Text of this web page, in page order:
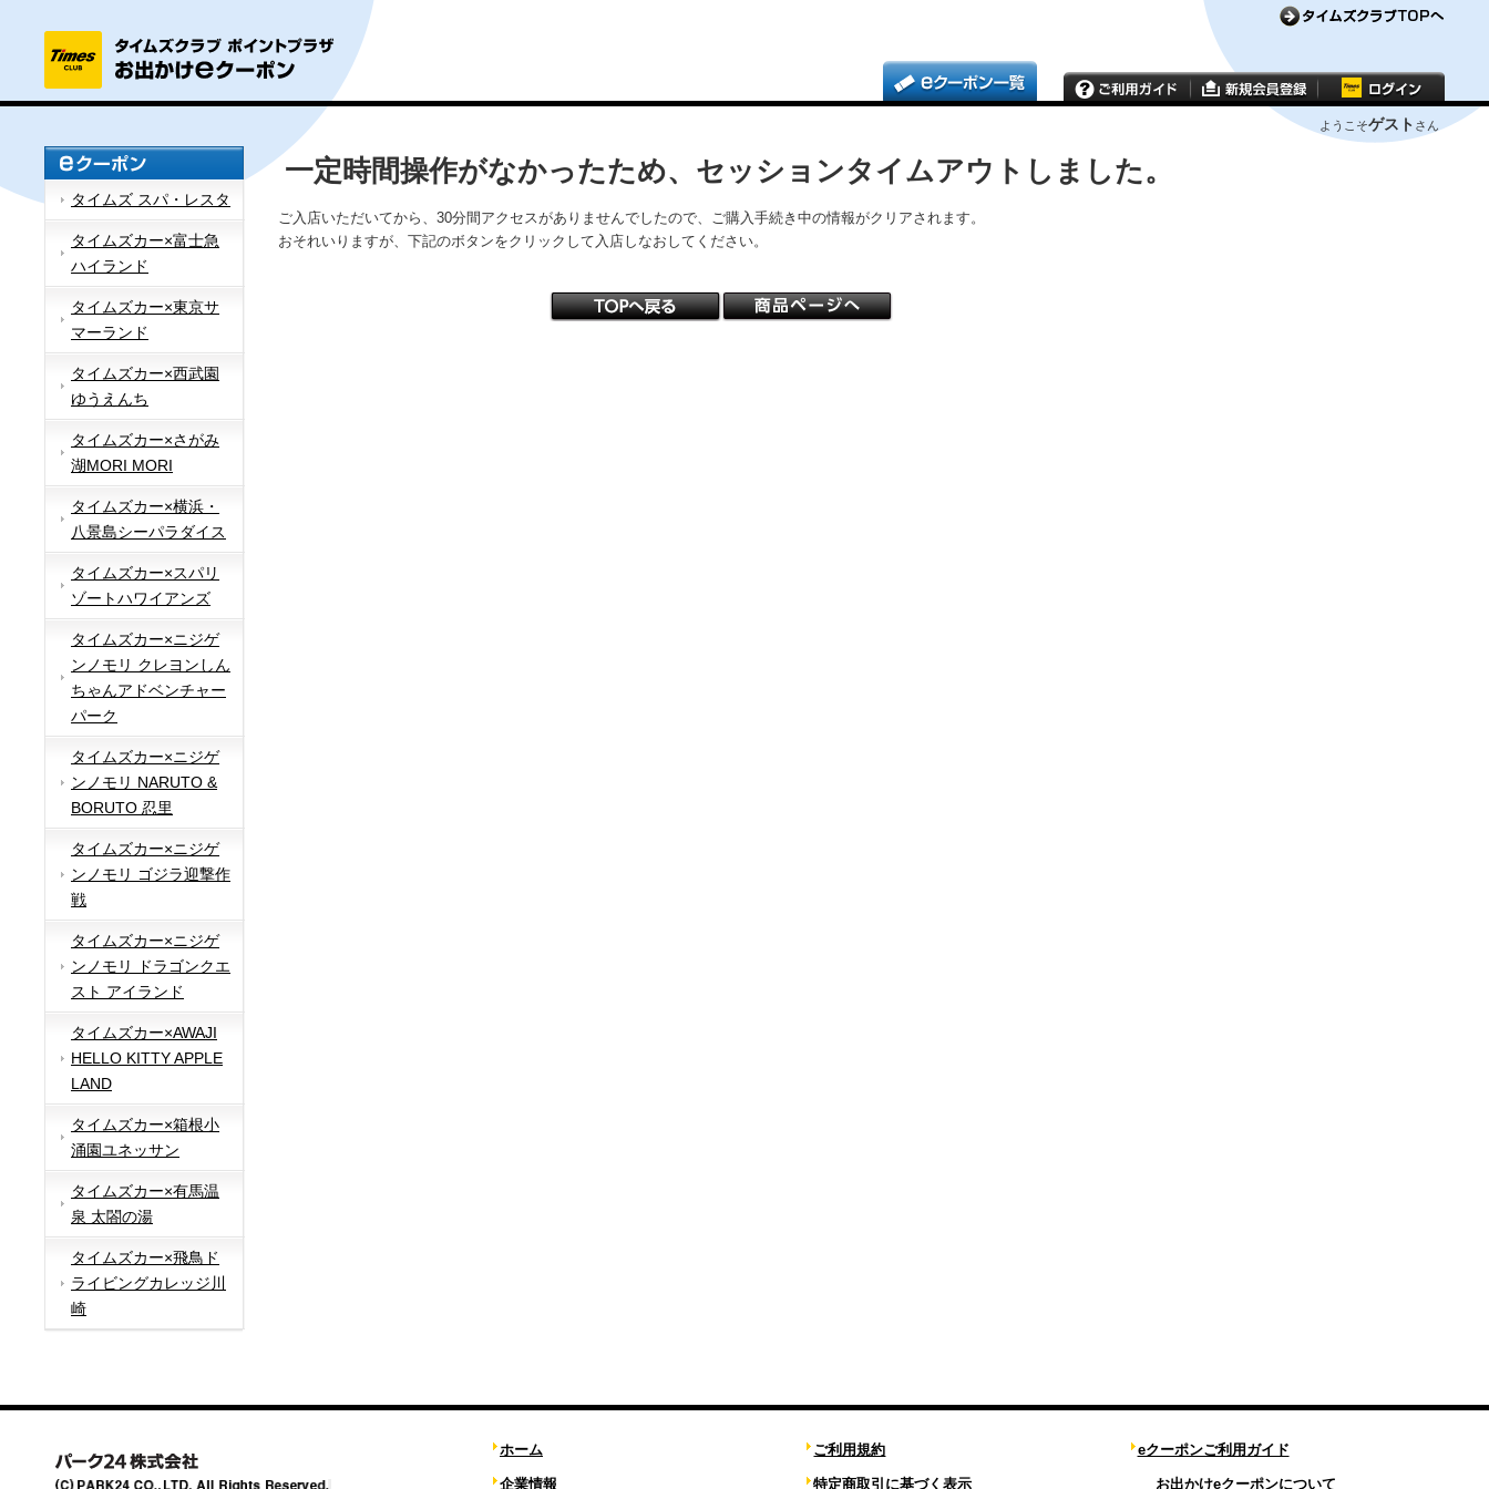
ようこそゲスト さん
タイムズ スパ・レスタ
タイムズカー×富士急
ハイランド
タイムズカー×東京サ
マーランド
タイムズカー×西武園
ゆうえんち
タイムズカー×さがみ
湖MORI MORI
タイムズカー×横浜・
八景島シーパラダイス
タイムズカー×スパリ
ゾートハワイアンズ
タイムズカー×ニジゲ
ンノモリ クレヨンしん
ちゃんアドベンチャー
パーク
タイムズカー×ニジゲ
ンノモリ NARUTO &
BORUTO 忍里
タイムズカー×ニジゲ
ンノモリ ゴジラ迎撃作
戦
タイムズカー×ニジゲ
ンノモリ ドラゴンクエ
スト アイランド
タイムズカー×AWAJI
HELLO KITTY APPLE
LAND
タイムズカー×箱根小
涌園ユネッサン
タイムズカー×有馬温
泉 太閤の湯
タイムズカー×飛鳥ド
ライビングカレッジ川
崎
一定時間操作がなかったため、セッションタイムアウトしました。
ご入店いただいてから、30分間アクセスがありませんでしたので、ご購入手続き中の情報がクリアされます。
おそれいりますが、下記のボタンをクリックして入店しなおしてください。
ホーム
企業情報
ご利用規約
特定商取引に基づく表示
eクーポンご利用ガイド
お出かけeクーポンについて